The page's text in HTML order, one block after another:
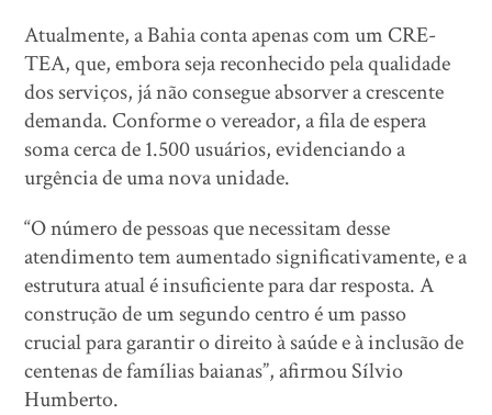
Atualmente, a Bahia conta apenas com um CRE-
TEA, que, embora seja reconhecido pela qualidade
dos serviços, já não consegue absorver a crescente
demanda. Conforme o vereador, a fila de espera
soma cerca de 1.500 usuários, evidenciando a
urgência de uma nova unidade.
“O número de pessoas que necessitam desse
atendimento tem aumentado significativamente, e a
estrutura atual é insuficiente para dar resposta. A
construção de um segundo centro é um passo
crucial para garantir o direito à saúde e à inclusão de
centenas de famílias baianas”, afirmou Sílvio
Humberto.